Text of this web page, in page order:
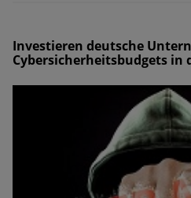
Investieren deutsche
Cybersicherheitsbudgets in